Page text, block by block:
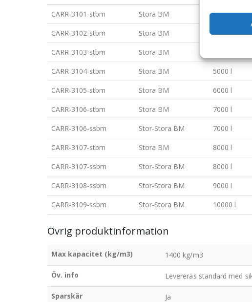
CARR-3101-stbm Stora BM 3000 l
CARR-3102-stbm Stora BM 3500 l
CARR-3103-stbm Stora BM
CARR-3104-stbm Stora BM 5000 l
CARR-3105-stbm Stora BM 6000 l
CARR-3106-stbm Stora BM 7000 l
CARR-3106-ssbm Stor-Stora BM 7000 l
CARR-3107-stbm Stora BM 8000 l
CARR-3107-ssbm Stor-Stora BM 8000 l
CARR-3108-ssbm Stor-Stora BM 9000 l
CARR-3109-ssbm Stor-Stora BM 10000 l
Övrig produktinformation
Max kapacitet (kg/m3) 1400 kg/m3
Öv. info Levereras standard med
Sparskär Ja